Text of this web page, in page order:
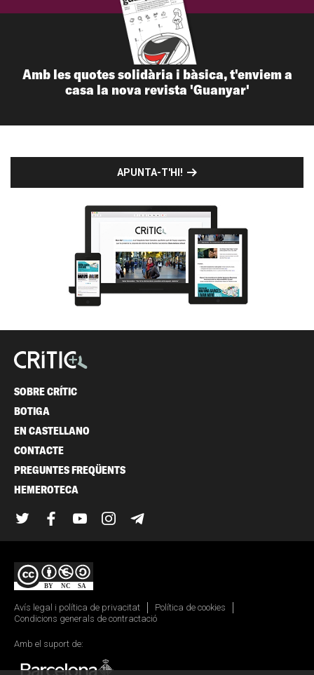
Amb les quotes solidària i bàsica, t'enviem a
casa la nova revista 'Guanyar'
APUNTA-T'HI!
SOBRE CRÍTIC
BOTIGA
EN CASTELLANO
CONTACTE
PREGUNTES FREQÜENTS
HEMEROTECA
TwitterFacebook
YouTubeInstagram
Avís legal i política de privacitat
Política de cookies
Condicions generals de contractació
Amb el suport de: